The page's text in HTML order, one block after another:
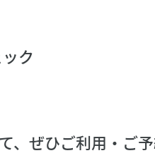
ク
、ぜひご利用・ご予